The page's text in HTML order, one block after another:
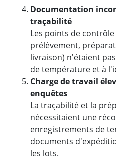
Documentation
traçabilité
Les points de
prélèvement,
livraison) n'étaient
de température et à
Charge de travail
enquêtes
La traçabilité et la
nécessitaient une
enregistrements de
documents
les lots.